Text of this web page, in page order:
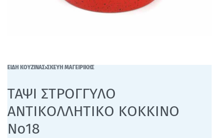
ΕΙΔΗ ΚΟΥΖΙΝΑΣ›ΣΚΕΥΗ ΜΑΓΕΙΡΙΚΗΣ
ΤΑΨΙ ΣΤΡΟΓΓΥΛΟ
ΑΝΤΙΚΟΛΛΗΤΙΚΟ ΚΟΚΚΙΝΟ
Νο18